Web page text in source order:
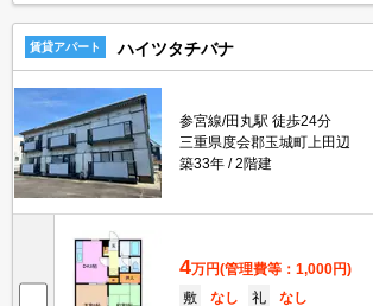
賃貸アパート ハイツタチバナ
参宮線/田丸駅 徒歩24分
三重県度会郡玉城町上田辺
築33年
2階建
4万円(管理費等：1,000円)
敷
なし 礼
なし